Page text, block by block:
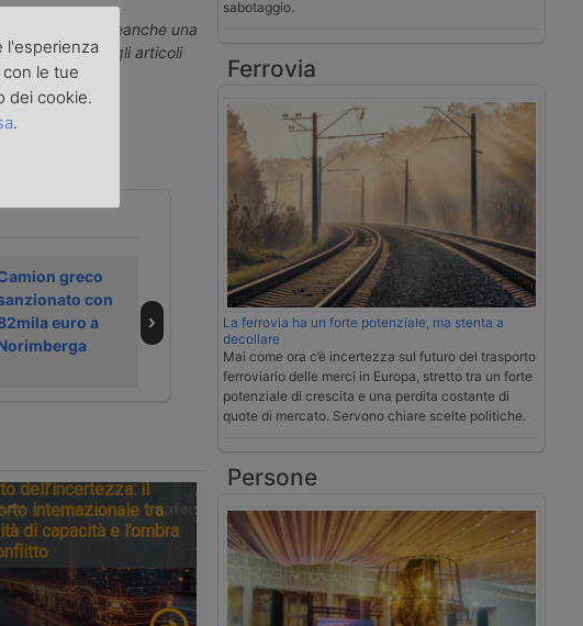
non perderti neanche una
i link di tutti gli articoli
greco
con
euro a
Cassazione
conferma validità
multe per
velocità col
cronotachigrafo
Video | le novità
Volvo Trucks per
il 2026
dell’incertezza: il
internazionale tra
di capacità e l’ombra
sabotaggio.
Ferrovia
La ferrovia ha un forte potenziale, ma stenta a
decollare
Mai come ora c’è incertezza sul futuro del trasporto
ferroviario delle merci in Europa, stretto tra un forte
potenziale di crescita e una perdita costante di
quote di mercato. Servono chiare scelte politiche.
Persone
l'esperienza
le tue
dei cookie.
.